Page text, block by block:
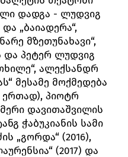
დადგა - ლუდვიგ
„ბაიადერა“,
მზეთუნახავი“,
პეტერ ლუდვიგ
ალექსანდრ
მესამე მოქმედება
ერთად), პიოტრ
მერი დავითაშვილის
ჭაბუკიანის სამი
„გორდა“ (2016),
(2017) და